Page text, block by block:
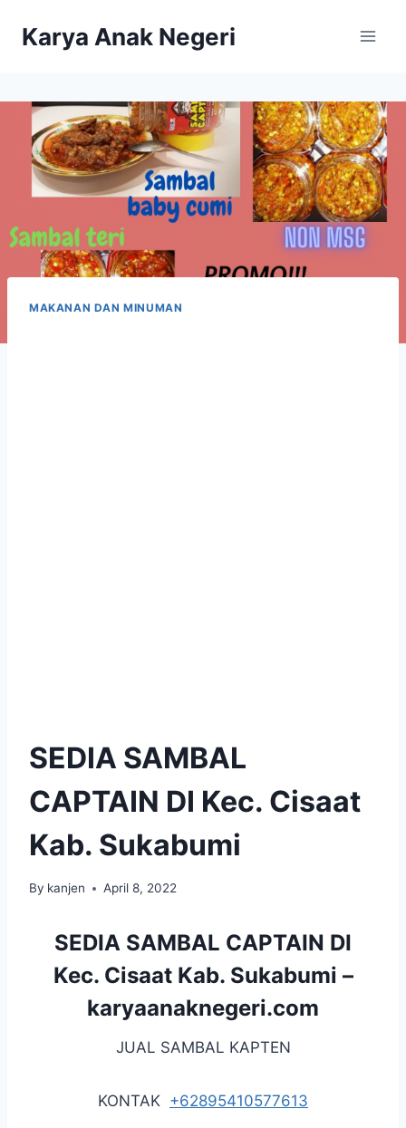
Karya Anak Negeri
MAKANAN DAN MINUMAN
SEDIA SAMBAL
CAPTAIN DI Kec. Cisaat
Kab. Sukabumi
By kanjen April 8, 2022
SEDIA SAMBAL CAPTAIN DI
Kec. Cisaat Kab. Sukabumi –
karyaanaknegeri.com
JUAL SAMBAL KAPTEN
KONTAK +62895410577613